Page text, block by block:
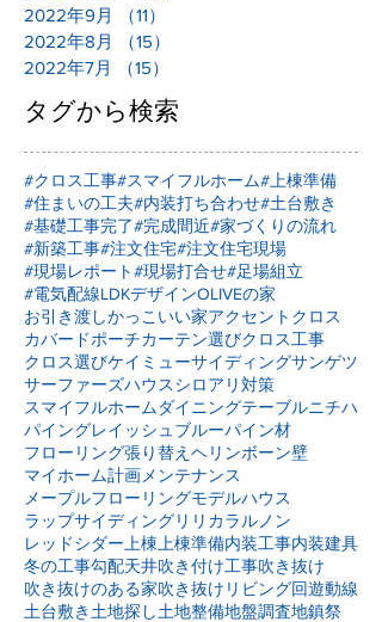
2022年9月
（11）
2022年8月
（15）
2022年7月
（15）
タグから検索
#クロス工事#スマイフルホーム#上棟準備
#住まいの工夫#内装打ち合わせ#土台敷き
#基礎工事完了#完成間近#家づくりの流れ
#新築工事#注文住宅#注文住宅現場
#現場レポート#現場打合せ#足場組立
#電気配線LDKデザインOLIVEの家
お引き渡しかっこいい家アクセントクロス
カバードポーチカーテン選びクロス工事
クロス選びケイミューサイディングサンゲツ
サーファーズハウスシロアリ対策
スマイフルホームダイニングテーブルニチハ
パイングレイッシュブルーパイン材
フローリング張り替え ヘリンボーン壁
マイホーム計画 メンテナンス
メープルフローリングモデルハウス
ラップサイディングリリカラ ルノン
レッドシダー 上棟 上棟準備内装工事内装建具
冬の工事勾配天井吹き付け工事吹き抜け
吹き抜けのある家吹き抜けリビング回遊動線
土台敷き 土地探し土地整備地盤調査地鎮祭